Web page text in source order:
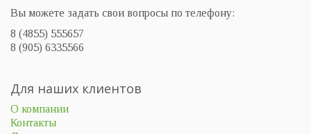
Вы можете задать свои вопросы по телефону:
8 (4855) 555657
8 (905) 6335566
Для наших клиентов
О компании
Контакты